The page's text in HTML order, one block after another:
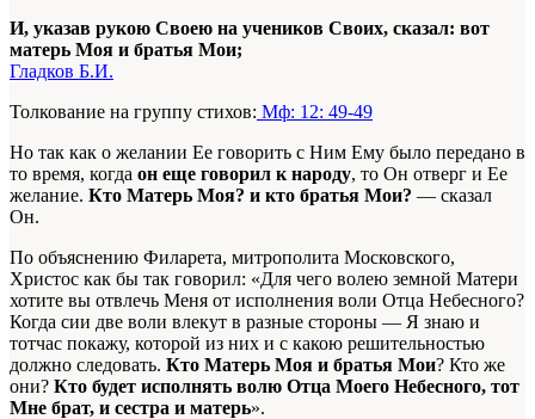
И, указав рукою Своею на учеников Своих, сказал: вот
матерь Моя и братья Мои;
Гладков Б.И.
Толкование на группу стихов: Мф: 12: 49-49
Но так как о желании Ее говорить с Ним Ему было передано в
то время, когда он еще говорил к народу, то Он отверг и Ее
желание. Кто Матерь Моя? и кто братья Мои? — сказал
Он.
По объяснению Филарета, митрополита Московского,
Христос как бы так говорил: «Для чего волею земной Матери
хотите вы отвлечь Меня от исполнения воли Отца Небесного?
Когда сии две воли влекут в разные стороны — Я знаю и
тотчас покажу, которой из них и с какою решительностью
должно следовать. Кто Матерь Моя и братья Мои? Кто же
они? Кто будет исполнять волю Отца Моего Небесного, тот
Мне брат, и сестра и матерь».